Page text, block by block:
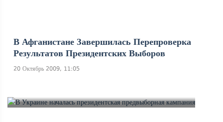
В Афганистане Завершилась Перепроверка
Результатов Президентских Выборов
20 Октябрь 2009, 11:05